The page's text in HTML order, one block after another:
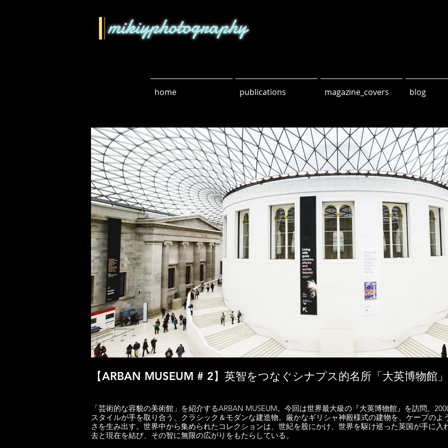
mikiyphotography
home publications magazine_covers blog
【ARBAN MUSEUM # 2】英智をつなぐシナプス的名所「大英博物館」
「芸術的な容貌の美術館」を紹介するARBAN MUSEUM。今回は世界最大級の『大英博物館』を訪問。
スタイルが手を取り合う、クラシック＆モダンな建造物。厳かなギリシャ神殿様式の建物を、ケープの
さを生み出す。世界中から集められたコレクションは、世紀を股にかけ、世界を駆け巡った英国が手に
去と現在を結び、その智に無限の広がりをもたらしている。